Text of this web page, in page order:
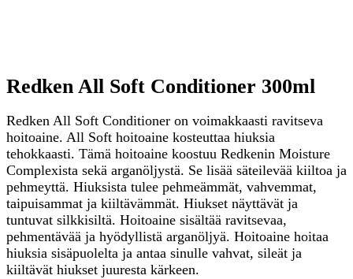
Redken All Soft Conditioner 300ml
Redken All Soft Conditioner on voimakkaasti ravitseva
hoitoaine. All Soft hoitoaine kosteuttaa hiuksia
tehokkaasti. Tämä hoitoaine koostuu Redkenin Moisture
Complexista sekä arganöljystä. Se lisää säteilevää kiiltoa ja
pehmeyttä. Hiuksista tulee pehmeämmät, vahvemmat,
taipuisammat ja kiiltävämmät. Hiukset näyttävät ja
tuntuvat silkkisiltä. Hoitoaine sisältää ravitsevaa,
pehmentävää ja hyödyllistä arganöljyä. Hoitoaine hoitaa
hiuksia sisäpuolelta ja antaa sinulle vahvat, sileät ja
kiiltävät hiukset juuresta kärkeen.